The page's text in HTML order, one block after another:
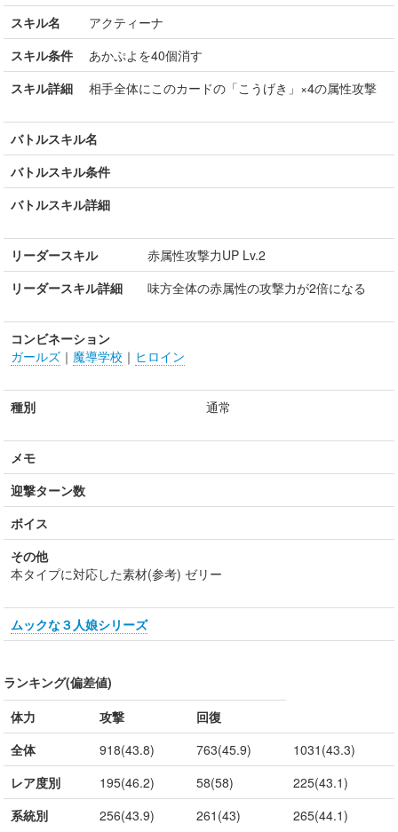
スキル名
アクティーナ
スキル条件
あかぷよを40個消す
スキル詳細
相手全体にこのカードの「こうげき」×4の属性攻撃
バトルスキル名
バトルスキル条件
バトルスキル詳細
リーダースキル
赤属性攻撃力UP Lv.2
リーダースキル詳細
味方全体の赤属性の攻撃力が2倍になる
コンビネーション
ガールズ ｜ 魔導学校 ｜ ヒロイン
種別 通常
メモ
迎撃ターン数
ボイス
その他
本タイプに対応した素材(参考) ゼリー
ムックな３人娘シリーズ
ランキング(偏差値)
体力
攻撃
回復
全体
918(43.8) 763(45.9)
1031(43.3)
レア度別
195(46.2) 58(58)
225(43.1)
系統別
256(43.9) 261(43) 265(44.1)